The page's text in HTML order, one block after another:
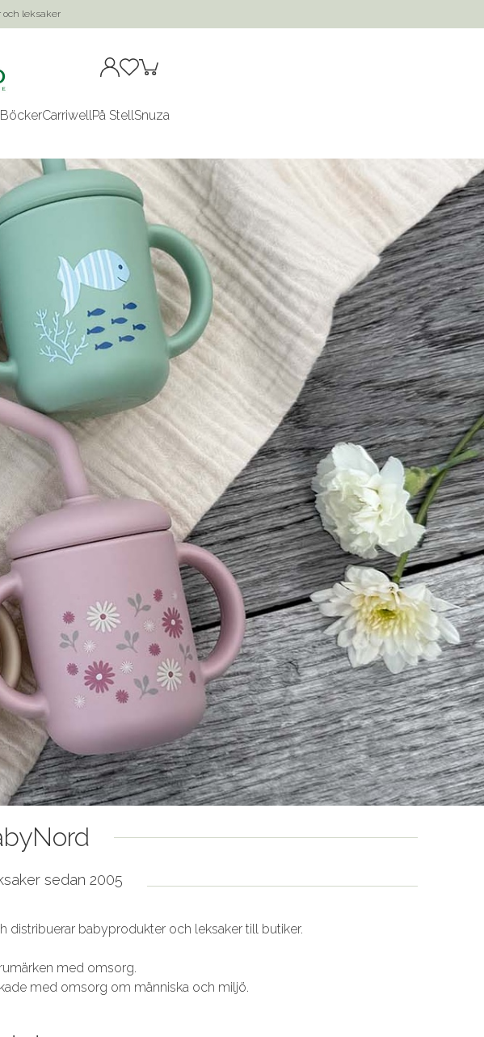
och leksaker
BöckerCarriwellPå StellSnuza
sedan 2005
babyprodukter och leksaker till butiker.
med omsorg.
med omsorg om människa och miljö.